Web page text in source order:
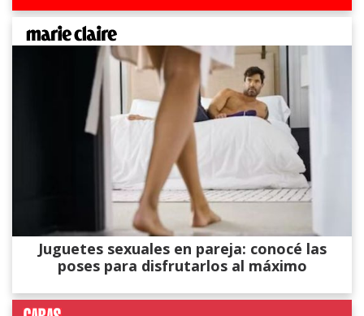
Juguetes sexuales en pareja: conocé las
poses para disfrutarlos al máximo